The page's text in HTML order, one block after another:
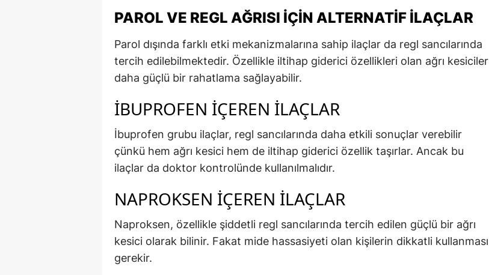
PAROL VE REGL AĞRISI İÇIN ALTERNATIF İLAÇLAR
Parol dışında farklı etki mekanizmalarına sahip ilaçlar da regl sancılarında
tercih edilebilmektedir. Özellikle iltihap giderici özellikleri olan ağrı kesiciler
daha güçlü bir rahatlama sağlayabilir.
İBUPROFEN İÇEREN İLAÇLAR
İbuprofen grubu ilaçlar, regl sancılarında daha etkili sonuçlar verebilir
çünkü hem ağrı kesici hem de iltihap giderici özellik taşırlar. Ancak bu
ilaçlar da doktor kontrolünde kullanılmalıdır.
NAPROKSEN İÇEREN İLAÇLAR
Naproksen, özellikle şiddetli regl sancılarında tercih edilen güçlü bir ağrı
kesici olarak bilinir. Fakat mide hassasiyeti olan kişilerin dikkatli kullanması
gerekir.